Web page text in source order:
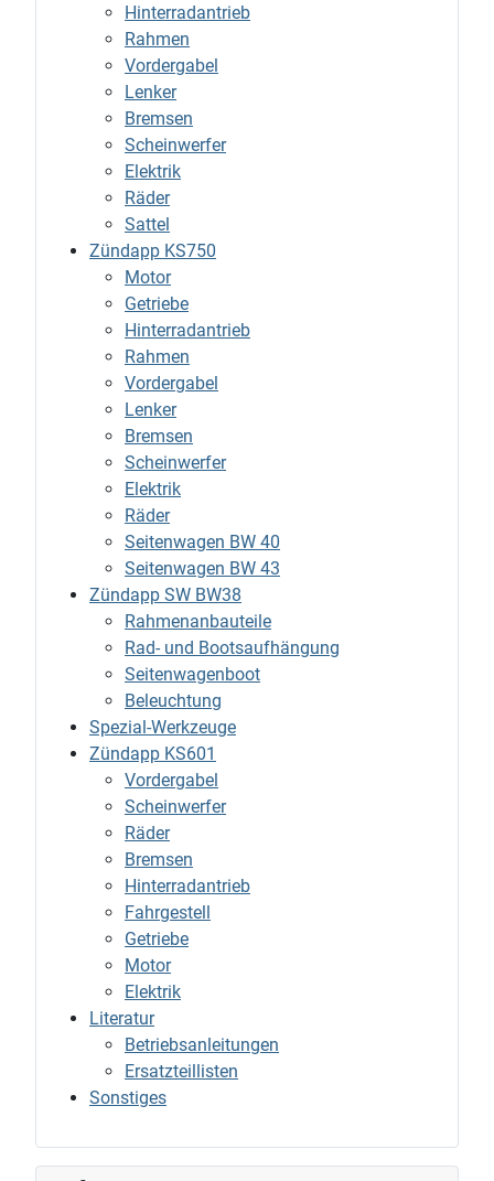
Hinterradantrieb
Rahmen
Vordergabel
Lenker
Bremsen
Scheinwerfer
Elektrik
Räder
Sattel
Zündapp KS750
Motor
Getriebe
Hinterradantrieb
Rahmen
Vordergabel
Lenker
Bremsen
Scheinwerfer
Elektrik
Räder
Seitenwagen BW 40
Seitenwagen BW 43
Zündapp SW BW38
Rahmenanbauteile
Rad- und Bootsaufhängung
Seitenwagenboot
Beleuchtung
Spezial-Werkzeuge
Zündapp KS601
Vordergabel
Scheinwerfer
Räder
Bremsen
Hinterradantrieb
Fahrgestell
Getriebe
Motor
Elektrik
Literatur
Betriebsanleitungen
Ersatzteillisten
Sonstiges